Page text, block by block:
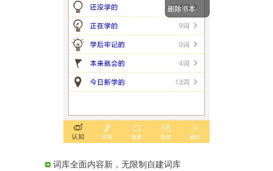
词库全面内容新，无限制自建词库